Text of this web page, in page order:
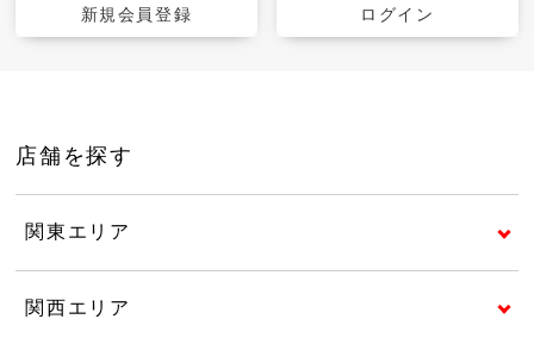
新規会員登録 ログイン
店舗を探す
関東エリア
関西エリア